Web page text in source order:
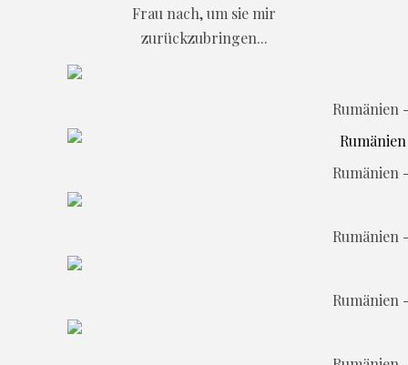
Frau nach, um sie mir
zurückzubringen...
Rumänien
Rumänien
Rumänien
Rumänien